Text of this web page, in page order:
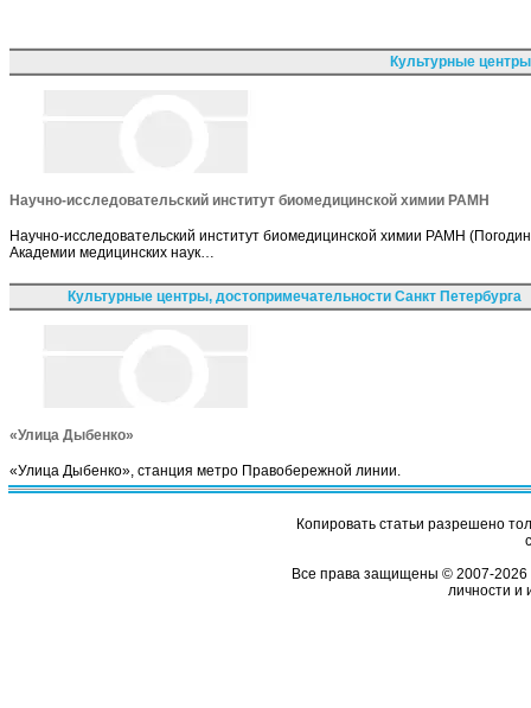
Культурные
Научно-исследовательский институт биомедицинской химии РАМН
Научно-исследовательский институт биомедицинской химии РАМН
Академии медицинских наук…
Культурные центры, достопримечательности Санкт Петербурга
«Улица Дыбенко»
«Улица Дыбенко», станция метро Правобережной линии.
Копировать статьи разрешено
Все права защищены © 2007-2026
личности и